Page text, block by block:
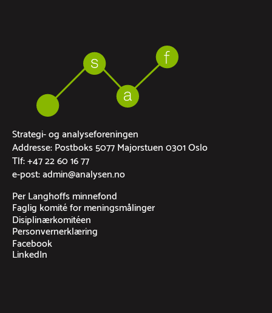
Strategi- og analyseforeningen
Addresse: Postboks 5077 Majorstuen 0301 Oslo
Tlf: +47 22 60 16 77
e-post: admin@analysen.no
Per Langhoffs minnefond
Faglig komité for meningsmålinger
Disiplinærkomitéen
Personvernerklæring
Facebook
LinkedIn